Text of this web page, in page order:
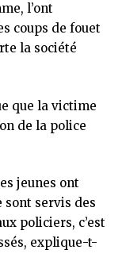
l’ont
coups de fouet
la société
que la victime
de la police
jeunes ont
sont servis des
policiers, c’est
explique-t-